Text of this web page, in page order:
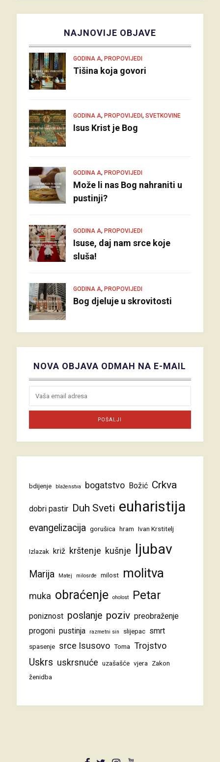
NAJNOVIJE OBJAVE
GODINA A, PROPOVIJEDI
Tišina koja govori
GODINA A, PROPOVIJEDI, SVETKOVINE
Isus Krist je Bog
GODINA A, PROPOVIJEDI
Može li nas Bog nahraniti u
pustinji?
GODINA A, PROPOVIJEDI
Isuse, daj nam srce koje
sluša!
GODINA A, PROPOVIJEDI
Bog djeluje u skrovitosti
NOVA OBJAVA ODMAH NA E-MAIL
bdijenje blaženstva bogatstvo Božić Crkva
dobri pastir Duh Sveti euharistija
evangelizacija gorušica hram Ivan Krstitelj
Izlazak križ krštenje kušnje ljubav
Marija Matej milosrđe milost molitva
muka obraćenje oholost Petar
poniznost poslanje poziv preobraženje
progoni pustinja razmetni sin slijepac smrt
spasenje srce Isusovo Toma Trojstvo
Uskrs uskrsnuće uzašašće vjera
Zakon
ženidba